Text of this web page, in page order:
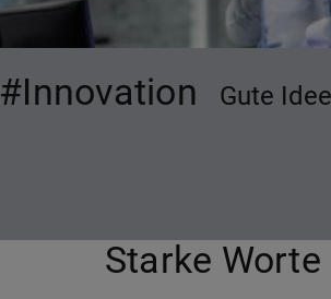
#Innovation Gute
Starke Worte